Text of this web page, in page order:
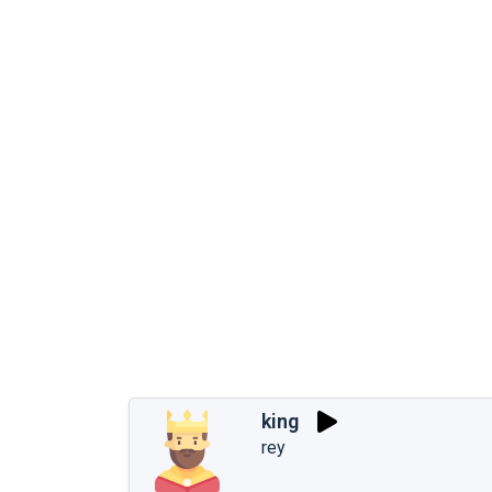
king
rey